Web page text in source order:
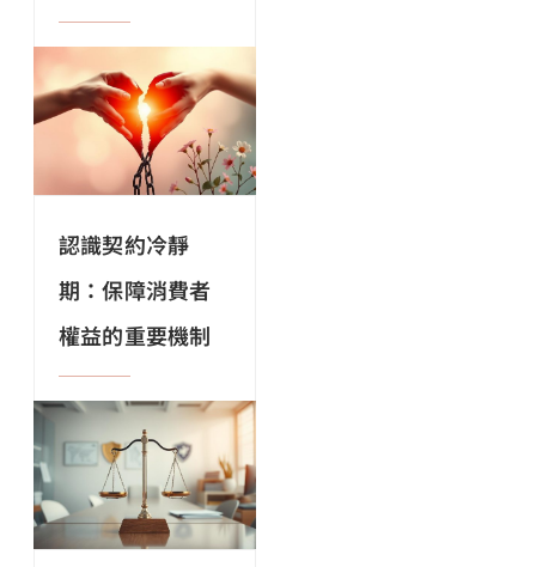
認識契約冷靜
期：保障消費者
權益的重要機制